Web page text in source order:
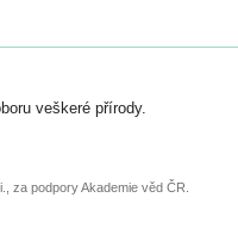
veškeré přírody.
za podpory Akademie věd ČR.